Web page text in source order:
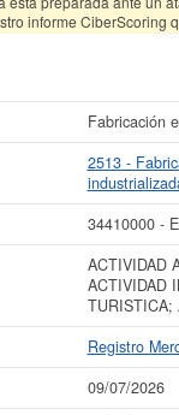
informe
Fabricación
2513 -
34410000 -
ACTIVIDAD
ACTIVIDAD
TURISTICA;
Registro
09/07/2026